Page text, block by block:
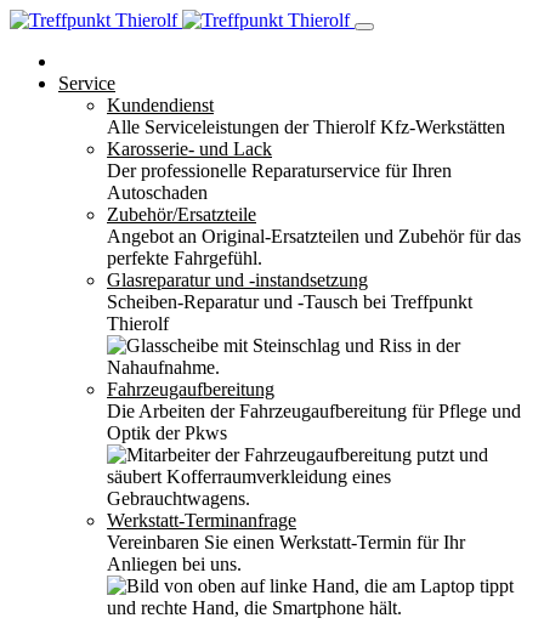
Service
Kundendienst
Alle Serviceleistungen der Thierolf Kfz-Werkstätten
Karosserie- und Lack
Der professionelle Reparaturservice für Ihren
Autoschaden
Zubehör/Ersatzteile
Angebot an Original-Ersatzteilen und Zubehör für das
perfekte Fahrgefühl.
Glasreparatur und -instandsetzung
Scheiben-Reparatur und -Tausch bei Treffpunkt
Thierolf
Fahrzeugaufbereitung
Die Arbeiten der Fahrzeugaufbereitung für Pflege und
Optik der Pkws
Werkstatt-Terminanfrage
Vereinbaren Sie einen Werkstatt-Termin für Ihr
Anliegen bei uns.